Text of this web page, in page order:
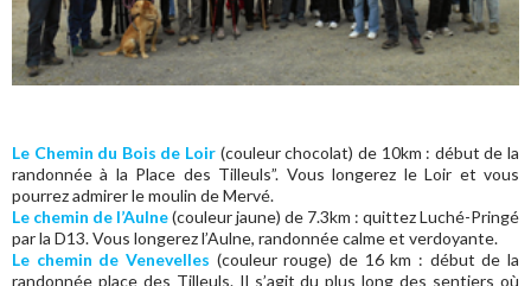
Le Chemin du Bois de Loir (couleur chocolat) de 10km : début de la
randonnée à la Place des Tilleuls”. Vous longerez le Loir et vous
pourrez admirer le moulin de Mervé.
Le chemin de l’Aulne(couleur jaune) de 7.3km : quittez Luché-Pringé
par la D13. Vous longerez l’Aulne, randonnée calme et verdoyante.
Le chemin de Venevelles (couleur rouge) de 16 km : début de la
randonnée place des Tilleuls. Il s’agit du plus long des sentiers où